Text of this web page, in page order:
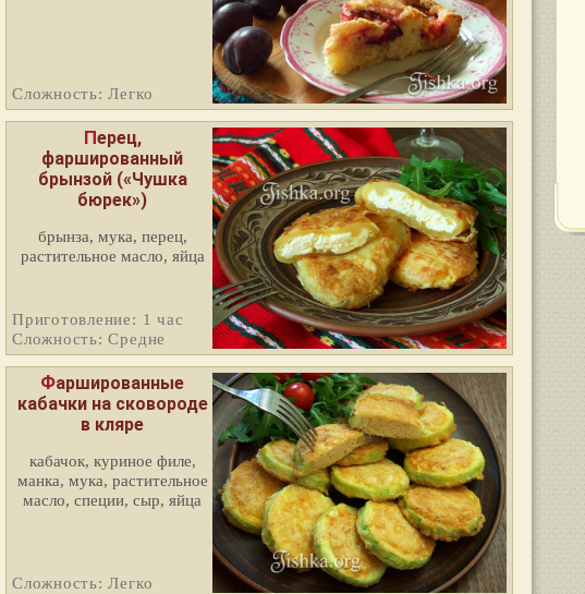
Сложность: Легко
Перец,
фаршированный
брынзой («Чушка
бюрек»)
брынза, мука, перец,
растительное масло, яйца
Приготовление: 1 час
Сложность: Средне
Фаршированные
кабачки на сковороде
в кляре
кабачок, куриное филе,
манка, мука, растительное
масло, специи, сыр, яйца
Сложность: Легко